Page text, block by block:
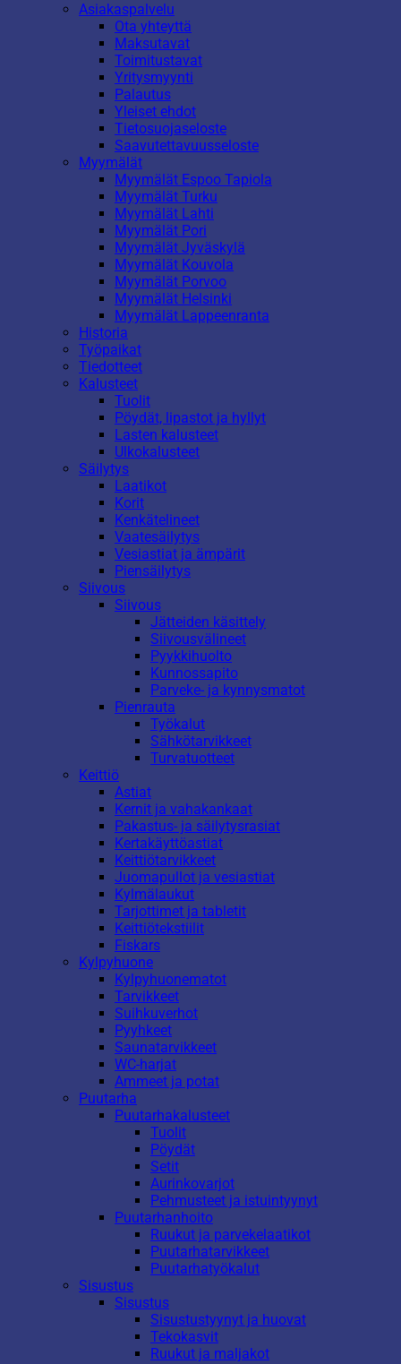
Asiakaspalvelu
Ota yhteyttä
Maksutavat
Toimitustavat
Yritysmyynti
Palautus
Yleiset ehdot
Tietosuojaseloste
Saavutettavuusseloste
Myymälät
Myymälät Espoo Tapiola
Myymälät Turku
Myymälät Lahti
Myymälät Pori
Myymälät Jyväskylä
Myymälät Kouvola
Myymälät Porvoo
Myymälät Helsinki
Myymälät Lappeenranta
Historia
Työpaikat
Tiedotteet
Kalusteet
Tuolit
Pöydät, lipastot ja hyllyt
Lasten kalusteet
Ulkokalusteet
Säilytys
Laatikot
Korit
Kenkätelineet
Vaatesäilytys
Vesiastiat ja ämpärit
Piensäilytys
Siivous
Siivous
Jätteiden käsittely
Siivousvälineet
Pyykkihuolto
Kunnossapito
Parveke- ja kynnysmatot
Pienrauta
Työkalut
Sähkötarvikkeet
Turvatuotteet
Keittiö
Astiat
Kernit ja vahakankaat
Pakastus- ja säilytysrasiat
Kertakäyttöastiat
Keittiötarvikkeet
Juomapullot ja vesiastiat
Kylmälaukut
Tarjottimet ja tabletit
Keittiötekstiilit
Fiskars
Kylpyhuone
Kylpyhuonematot
Tarvikkeet
Suihkuverhot
Pyyhkeet
Saunatarvikkeet
WC-harjat
Ammeet ja potat
Puutarha
Puutarhakalusteet
Tuolit
Pöydät
Setit
Aurinkovarjot
Pehmusteet ja istuintyynyt
Puutarhanhoito
Ruukut ja parvekelaatikot
Puutarhatarvikkeet
Puutarhatyökalut
Sisustus
Sisustus
Sisustustyynyt ja huovat
Tekokasvit
Ruukut ja maljakot